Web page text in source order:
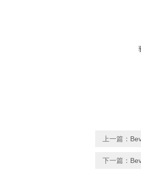
上一篇：
下一篇：